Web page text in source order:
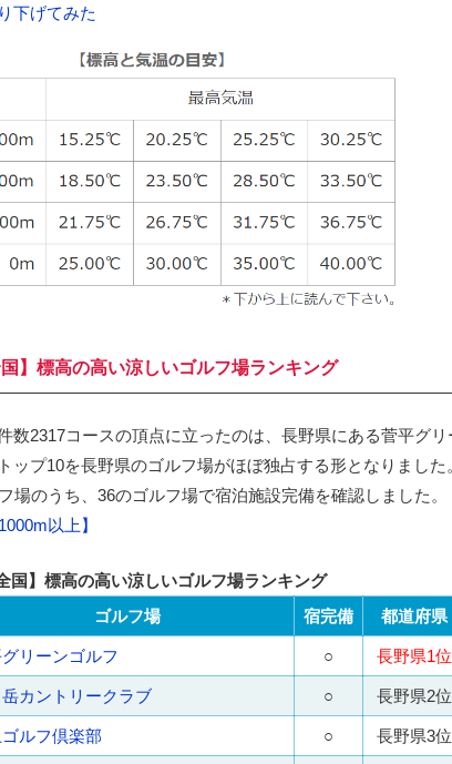
下げてみた
国】標高の高い涼しいゴルフ場ランキング
数2317コースの頂点に立ったのは、長野県にある菅平グ
ップ10を長野県のゴルフ場がほぼ独占する形となりました
場のうち、36のゴルフ場で宿泊施設完備を確認しました。
以上】
国】標高の高い涼しいゴルフ場ランキング
ゴルフ場 宿完備 都道府県
リーンゴルフ ○ 長野県1位
岳カントリークラブ ○ 長野県2位
ゴルフ倶楽部 ○ 長野県3位